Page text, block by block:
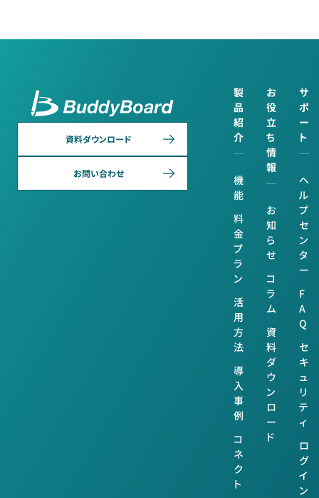
資料ダウンロード
お問い合わせ
製
品
紹
介
機
能
料
金
プ
ラ
ン
活
用
方
法
導
入
事
例
コ
ネ
ク
ト
お
役
立
ち
情
報
お
知
ら
せ
コ
ラ
ム
資
料
ダ
ウ
ン
ロ
ー
ド
サ
ポ
ー
ト
ヘ
ル
プ
セ
ン
タ
ー
F
A
Q
セ
キ
ュ
リ
テ
ィ
ロ
グ
イ
ン